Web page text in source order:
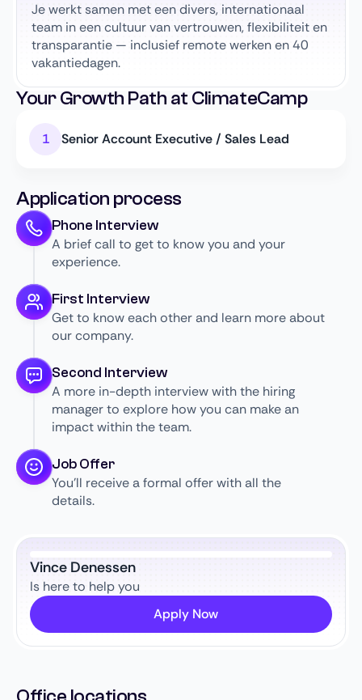
Je werkt samen met een divers, internationaal
team in een cultuur van vertrouwen, flexibiliteit en
transparantie — inclusief remote werken en 40
vakantiedagen.
Your Growth Path at ClimateCamp
Senior Account Executive / Sales Lead
Application process
Phone Interview
A brief call to get to know you and your
experience.
First Interview
Get to know each other and learn more about
our company.
Second Interview
A more in-depth interview with the hiring
manager to explore how you can make an
impact within the team.
Job Offer
You’ll receive a formal offer with all the
details.
Vince Denessen
Is here to help you
Apply Now